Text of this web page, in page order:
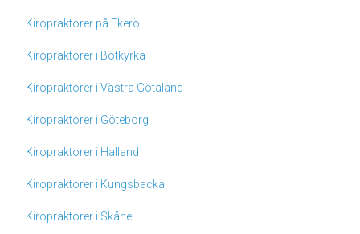
Kiropraktorer på Ekerö
Kiropraktorer i Botkyrka
Kiropraktorer i Västra Götaland
Kiropraktorer i Göteborg
Kiropraktorer i Halland
Kiropraktorer i Kungsbacka
Kiropraktorer i Skåne